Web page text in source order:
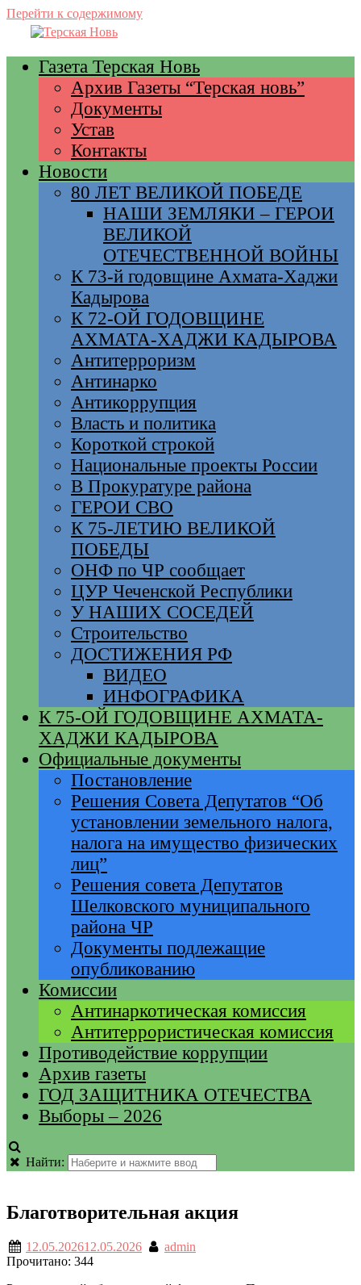
Перейти к содержимому
Газета Терская Новь
Архив Газеты “Терская новь”
Документы
Устав
Контакты
Новости
80 ЛЕТ ВЕЛИКОЙ ПОБЕДЕ
НАШИ ЗЕМЛЯКИ – ГЕРОИ
ВЕЛИКОЙ
ОТЕЧЕСТВЕННОЙ ВОЙНЫ
К 73-й годовщине Ахмата-Хаджи
Кадырова
К 72-ОЙ ГОДОВЩИНЕ
АХМАТА-ХАДЖИ КАДЫРОВА
Антитерроризм
Антинарко
Антикоррупция
Власть и политика
Короткой строкой
Национальные проекты России
В Прокуратуре района
ГЕРОИ СВО
К 75-ЛЕТИЮ ВЕЛИКОЙ
ПОБЕДЫ
ОНФ по ЧР сообщает
ЦУР Чеченской Республики
У НАШИХ СОСЕДЕЙ
Строительство
ДОСТИЖЕНИЯ РФ
ВИДЕО
ИНФОГРАФИКА
К 75-ОЙ ГОДОВЩИНЕ АХМАТА-
ХАДЖИ КАДЫРОВА
Официальные документы
Постановление
Решения Совета Депутатов “Об
установлении земельного налога,
налога на имущество физических
лиц”
Решения совета Депутатов
Шелковского муниципального
района ЧР
Документы подлежащие
опубликованию
Комиссии
Антинаркотическая комиссия
Антитеррористическая комиссия
Противодействие коррупции
Архив газеты
ГОД ЗАЩИТНИКА ОТЕЧЕСТВА
Выборы – 2026
Найти:
Благотворительная акция
12.05.202612.05.2026
admin
Прочитано: 344